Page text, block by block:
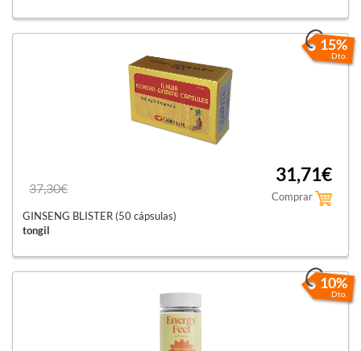
15%
Dto.
37,30€
31,71€
Comprar
GINSENG BLISTER (50 cápsulas)
tongil
10%
Dto.